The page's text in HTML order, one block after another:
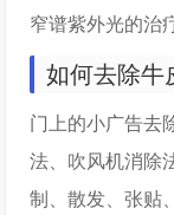
窄谱紫外光的治
如何去除牛
门上的小广告去
法、吹风机消除
制、散发、张贴